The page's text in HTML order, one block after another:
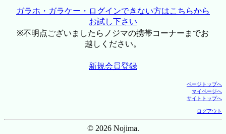
ガラホ・ガラケー・ログインできない方はこちらから
お試し下さい
※不明点ございましたらノジマの携帯コーナーまでお
越しください。
新規会員登録
ページトップへ
マイページへ
サイトトップへ
ログアウト
© 2026 Nojima.